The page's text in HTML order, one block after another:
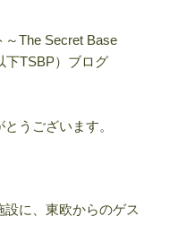
The Secret Base
下TSBP）ブログ
うございます。
に、東欧からのゲス